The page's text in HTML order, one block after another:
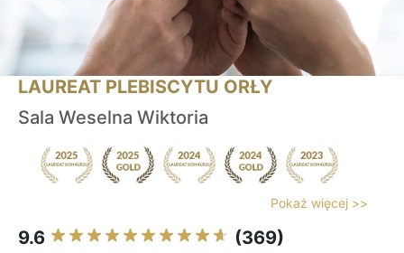
LAUREAT PLEBISCYTU ORŁY
Sala Weselna Wiktoria
Pokaż więcej >>
9.6 (369)